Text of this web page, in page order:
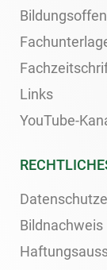
Links
YouTube-
Bildnachweis